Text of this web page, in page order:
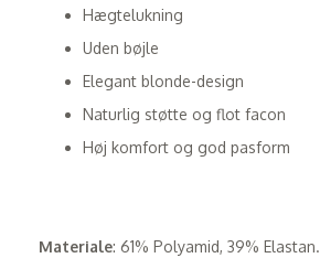
Hægtelukning
Uden bøjle
Elegant blonde-design
Naturlig støtte og flot facon
Høj komfort og god pasform
Materiale: 61% Polyamid, 39% Elastan.